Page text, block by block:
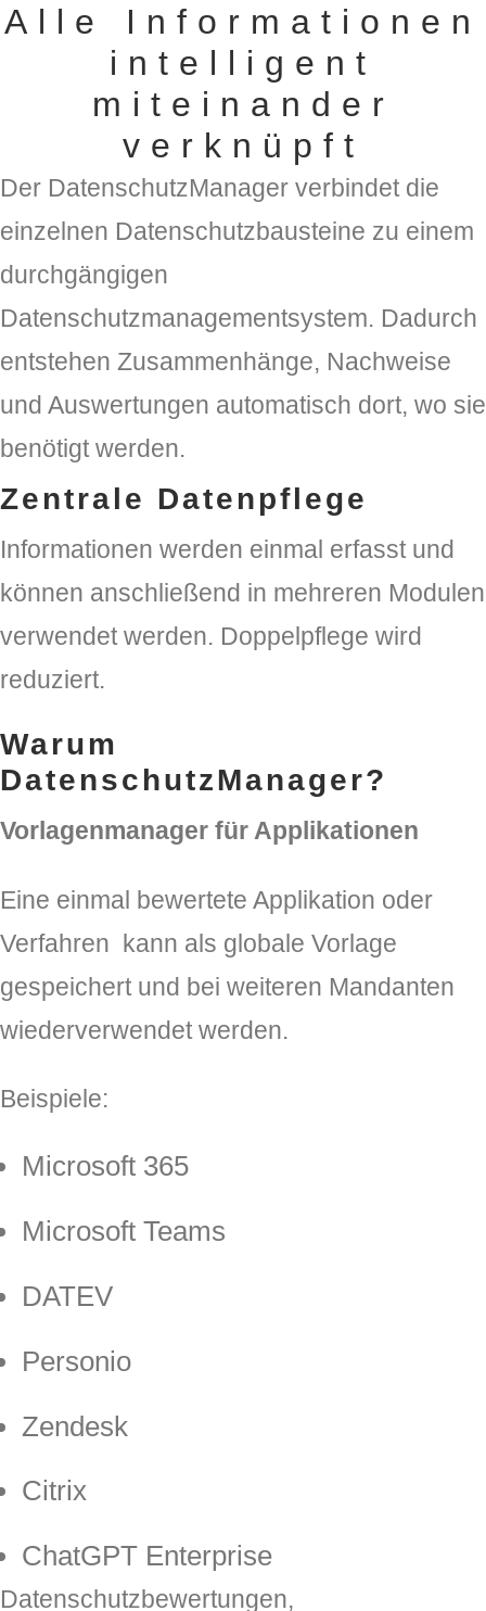
Alle Informationen
intelligent
miteinander
verknüpft
Der DatenschutzManager verbindet die
einzelnen Datenschutzbausteine zu einem
durchgängigen
Datenschutzmanagementsystem. Dadurch
entstehen Zusammenhänge, Nachweise
und Auswertungen automatisch dort, wo sie
benötigt werden.
Zentrale Datenpflege
Informationen werden einmal erfasst und
können anschließend in mehreren Modulen
verwendet werden. Doppelpflege wird
reduziert.
Warum
DatenschutzManager?
Vorlagenmanager für Applikationen
Eine einmal bewertete Applikation oder
Verfahren kann als globale Vorlage
gespeichert und bei weiteren Mandanten
wiederverwendet werden.
Beispiele:
Microsoft 365
Microsoft Teams
DATEV
Personio
Zendesk
Citrix
ChatGPT Enterprise
Datenschutzbewertungen,